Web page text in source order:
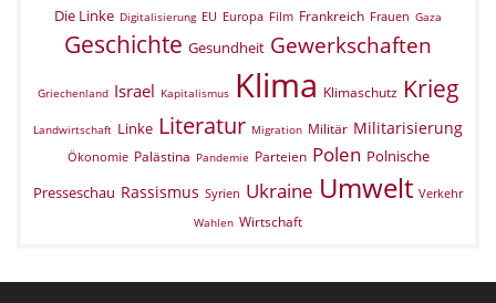
Die Linke Digitalisierung EU Europa Film Frankreich Frauen Gaza
Geschichte Gesundheit Gewerkschaften
Griechenland Israel Kapitalismus Klima Klimaschutz Krieg
Landwirtschaft Linke Literatur Migration Militär Militarisierung
Ökonomie Palästina Pandemie Parteien Polen Polnische
Presseschau Rassismus Syrien Ukraine Umwelt Verkehr
Wahlen Wirtschaft